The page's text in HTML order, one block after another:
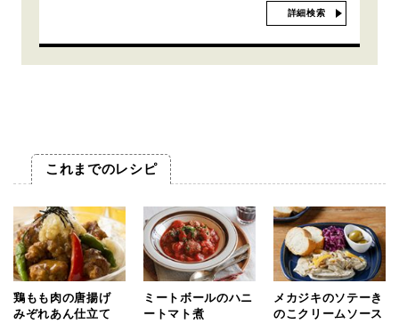
詳細検索
これまでのレシピ
鶏もも肉の唐揚げ
みぞれあん仕立て
ミートボールのハニ
ートマト煮
メカジキのソテーき
のこクリームソース